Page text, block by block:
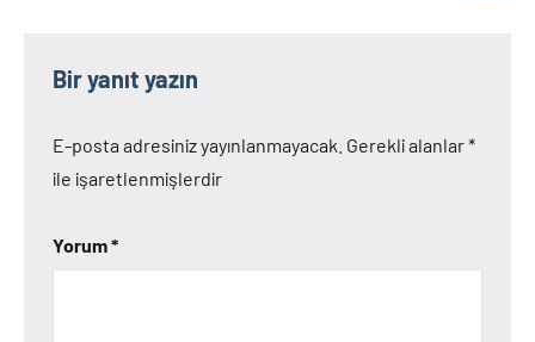
Bir yanıt yazın
E-posta adresiniz yayınlanmayacak. Gerekli alanlar*
ile işaretlenmişlerdir
Yorum*